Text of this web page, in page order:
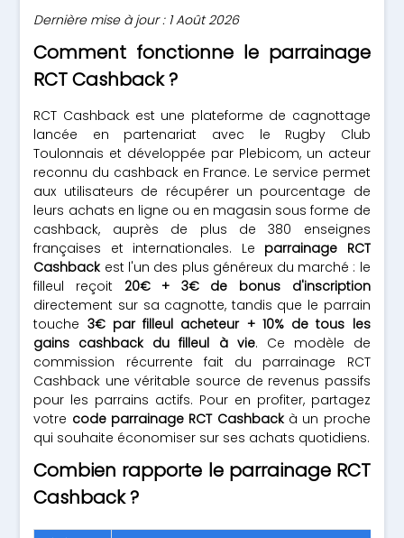
Dernière mise à jour : 1 Août 2026
Comment fonctionne le parrainage
RCT Cashback ?
RCT Cashback est une plateforme de cagnottage
lancée en partenariat avec le Rugby Club
Toulonnais et développée par Plebicom, un acteur
reconnu du cashback en France. Le service permet
aux utilisateurs de récupérer un pourcentage de
leurs achats en ligne ou en magasin sous forme de
cashback, auprès de plus de 380 enseignes
françaises et internationales. Le parrainage RCT
Cashback est l'un des plus généreux du marché : le
filleul reçoit 20€ + 3€ de bonus d'inscription
directement sur sa cagnotte, tandis que le parrain
touche 3€ par filleul acheteur + 10% de tous les
gains cashback du filleul à vie. Ce modèle de
commission récurrente fait du parrainage RCT
Cashback une véritable source de revenus passifs
pour les parrains actifs. Pour en profiter, partagez
votre code parrainage RCT Cashbackà un proche
qui souhaite économiser sur ses achats quotidiens.
Combien rapporte le parrainage RCT
Cashback ?